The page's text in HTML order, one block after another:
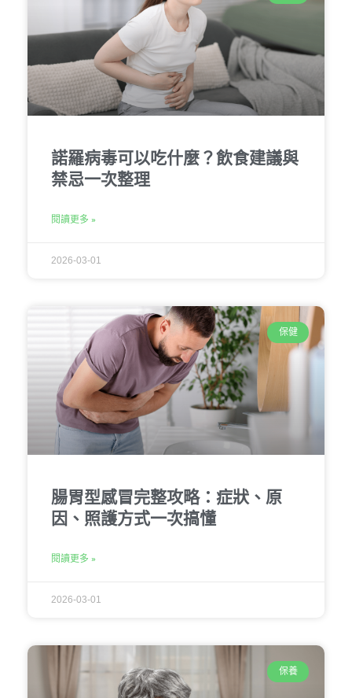
諾羅病毒可以吃什麼？飲食建議與
禁忌一次整理
閱讀更多 »
2026-03-01
保健
腸胃型感冒完整攻略：症狀、原
因、照護方式一次搞懂
閱讀更多 »
2026-03-01
保養